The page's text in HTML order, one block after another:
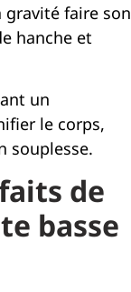
gravité faire son
hanche et
un
le corps,
souplesse.
de
basse